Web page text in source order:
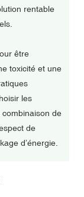
rentable
être
toxicité et une
les
de
de
d’énergie.